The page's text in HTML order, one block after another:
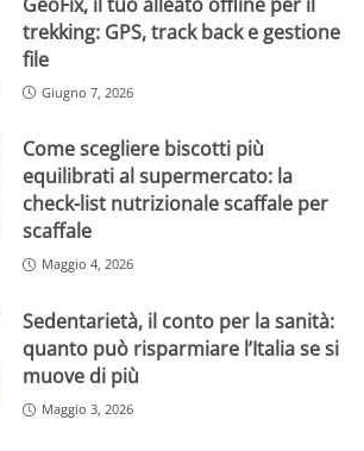
trekking: GPS, track back e gestione
file
Giugno 7, 2026
Come scegliere biscotti più
equilibrati al supermercato: la
check-list nutrizionale scaffale per
scaffale
Maggio 4, 2026
Sedentarietà, il conto per la sanità:
quanto può risparmiare l’Italia se si
muove di più
Maggio 3, 2026